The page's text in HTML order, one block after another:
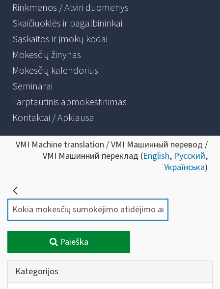
Rinkmenos / Atviri duomenys
Skaičiuoklės ir pagalbininkai
Sąskaitos ir įmokų kodai
Mokesčių žinynas
Mokesčių kalendorius
Seminarai
Tarptautinis apmokestinimas
Kontaktai / Apklausa
VMI Machine translation / VMI Машинный перевод /
VMI Машинний переклад (English, Русский,
Українська)
Paieška
Kategorijos